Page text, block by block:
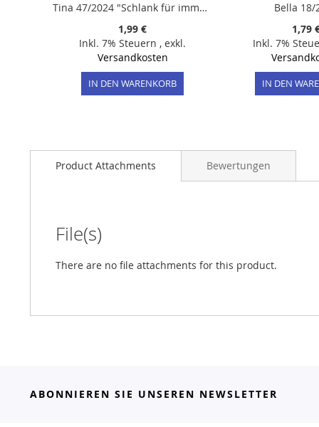
Tina 47/2024 "Schlank für immer"
1,99 €
Inkl. 7% Steuern , exkl.
Versandkosten
IN DEN WARENKORB
Bella 18/
1,79
Inkl. 7%
IN DEN
Product Attachments
File(s)
There are no file attachments for this product.
Bewertungen
ABONNIEREN SIE UNSEREN NEWSLETTER